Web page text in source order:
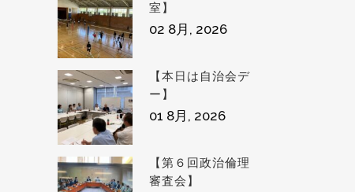
室】
02 8月, 2026
【本日は自治会デ
ー】
01 8月, 2026
【第６回政治倫理
審査会】